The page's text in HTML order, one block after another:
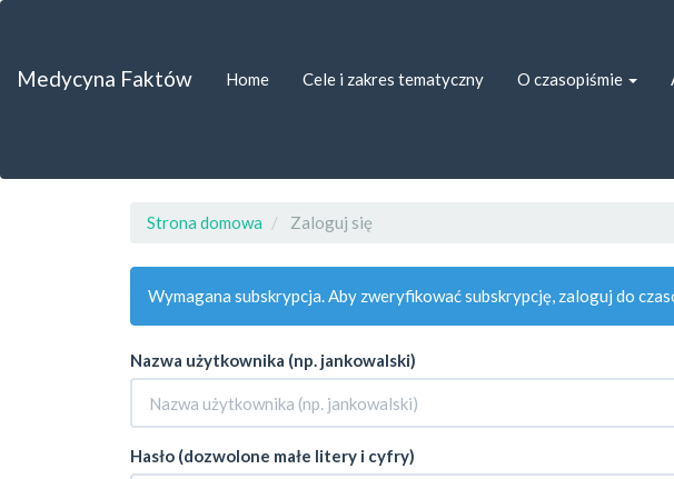
##plugins.themes.bootstrap3.accessible_menu.label##
##plugins.themes.bootstrap3.accessible_menu.sidebar##
Medycyna Faktów Home Cele i zakres tematyczny O czasopiśmie
Strona domowa Zaloguj się
Wymagana subskrypcja. Aby zweryfikować subskrypcję, zaloguj do
Nazwa użytkownika (np. jankowalski)
Hasło (dozwolone małe litery i cyfry)